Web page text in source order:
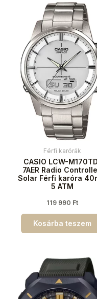
Férfi karórák
CASIO LCW-
7AER Radio
Solar Férfi karóra
5 ATM
119 990 Ft
Kosárba teszem